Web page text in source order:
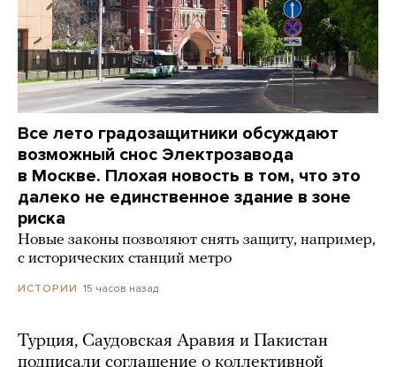
Все лето градозащитники обсуждают
возможный снос Электрозавода
в Москве. Плохая новость в том, что это
далеко не единственное здание в зоне
риска
Новые законы позволяют снять защиту, например,
с исторических станций метро
ИСТОРИИ 15 часов назад
Турция, Саудовская Аравия и Пакистан
подписали соглашение о коллективной